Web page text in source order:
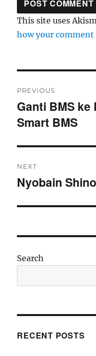
This site uses
how your comment
navigation
PREVIOUS
Previous
post:
Ganti BMS ke
Smart BMS
NEXT
Next
Nyobain
Search
RECENT POSTS